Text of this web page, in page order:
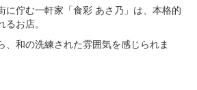
に佇む一軒家「食彩 あさ乃」は、本格的
お店。
、和の洗練された雰囲気を感じられま